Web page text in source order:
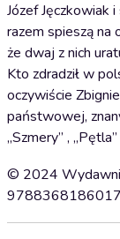
Józef Jęczkowiak
razem spieszą na
że dwaj z nich
Kto zdradził w
oczywiście
państwowej,
„Szmery” ,
© 2024
9788368186017